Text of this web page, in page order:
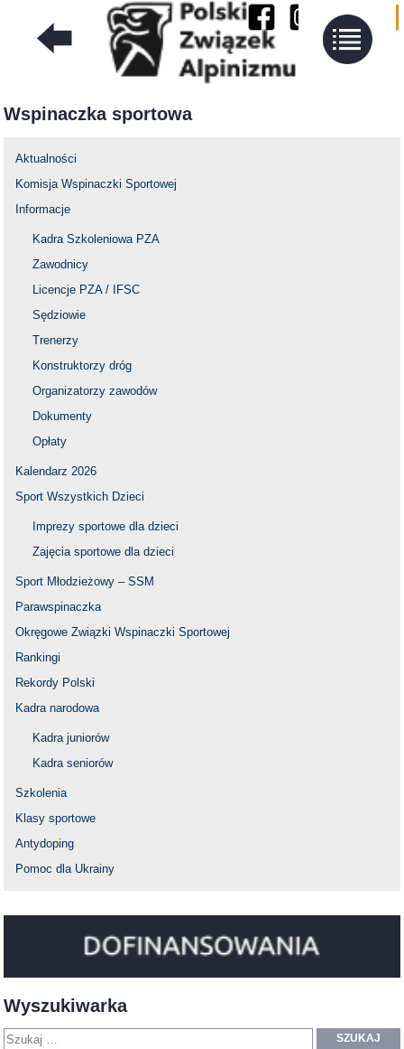
Wspinaczka sportowa
Aktualności
Komisja Wspinaczki Sportowej
Informacje
Kadra Szkoleniowa PZA
Zawodnicy
Licencje PZA / IFSC
Sędziowie
Trenerzy
Konstruktorzy dróg
Organizatorzy zawodów
Dokumenty
Opłaty
Kalendarz 2026
Sport Wszystkich Dzieci
Imprezy sportowe dla dzieci
Zajęcia sportowe dla dzieci
Sport Młodzieżowy – SSM
Parawspinaczka
Okręgowe Związki Wspinaczki Sportowej
Rankingi
Rekordy Polski
Kadra narodowa
Kadra juniorów
Kadra seniorów
Szkolenia
Klasy sportowe
Antydoping
Pomoc dla Ukrainy
Wyszukiwarka
SZUKAJ